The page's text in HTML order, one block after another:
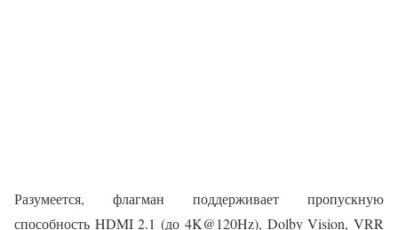
Разумеется, флагман поддерживает пропускную
способность HDMI 2.1 (до 4K@120Hz), Dolby Vision, VRR